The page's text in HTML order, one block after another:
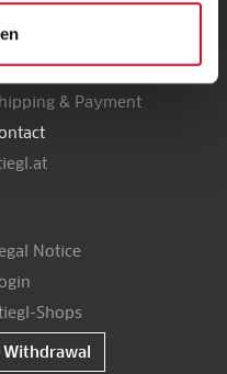
& Payment
Notice
Shops
Withdrawal